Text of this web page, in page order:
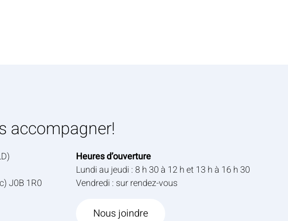
accompagner!
J0B 1R0
Heures d’ouverture
Lundi au jeudi : 8 h 30 à 12 h et 13 h à 16 h 30
Vendredi : sur rendez-vous
Nous joindre